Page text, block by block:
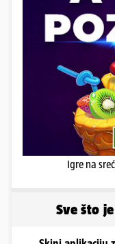
Igre na
Sve što